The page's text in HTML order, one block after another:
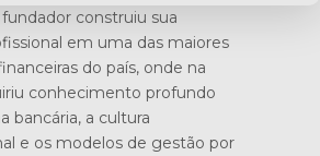
construiu sua
em uma das maiores
do país, onde na
conhecimento profundo
bancária, a cultura
e os modelos de gestão por